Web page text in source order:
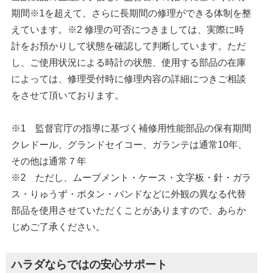
期間※1を超えて、さらに長期間の修理ができる体制を整
えています。※2 修理の可否につきましては、実際に時
計をお預かりして状態を確認して判断しています。ただ
し、ご使用状況による時計の状態、使用する部品の在庫
によっては、修理受付時に修理内容の詳細につきご相談
をさせて頂いております。
※1 監督官庁の指導に基づく補修用性能部品の保有期間
クレドール、グランドセイコー、ガランテは通常10年、
その他は通常７年
※2 ただし、ムーブメント・ケース・文字板・針・ガラ
ス・りゅうず・ボタン・バンドなどに外観の異なる代替
部品を使用させていただくことがありますので、あらか
じめご了承ください。
ハラダならではの安心サポート